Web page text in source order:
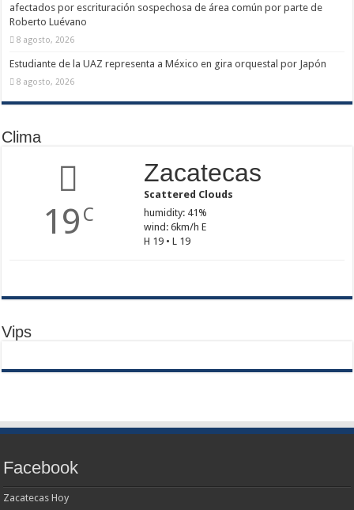
afectados por escrituración sospechosa de área común por parte de
Roberto Luévano
8 agosto, 2026
Estudiante de la UAZ representa a México en gira orquestal por Japón
8 agosto, 2026
Clima
19 C
Zacatecas
Scattered Clouds
humidity: 41%
wind: 6km/h E
H 19 • L 19
Vips
Facebook
Zacatecas Hoy